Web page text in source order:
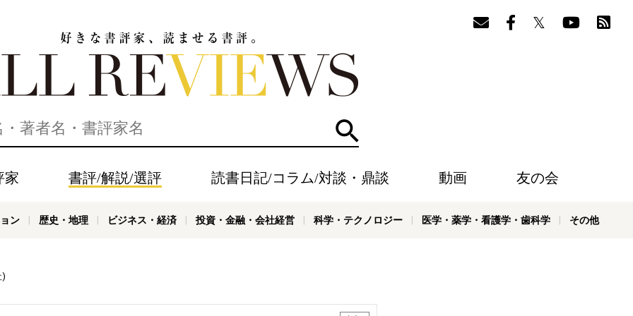
検索
家 書評/解説/選評 読書日記/コラム/対談・鼎談 動画 友の会
ン 歴史・地理 ビジネス・経済 投資・金融・会社経営 科学・テクノロジー 医学・薬学・看護学・歯科学 その他
)